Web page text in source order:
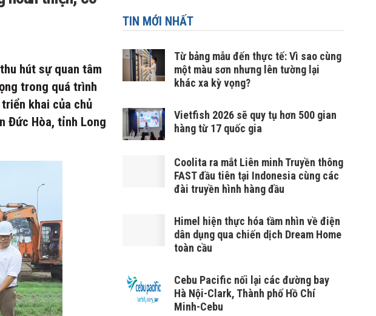
hút sự quan tâm
trong quá trình
khai của chủ
Đức Hòa, tỉnh Long
TIN MỚI NHẤT
Từ bảng mẫu đến thực tế: Vì sao cùng
một màu sơn nhưng lên tường lại
khác xa kỳ vọng?
Vietfish 2026 sẽ quy tụ hơn 500 gian
hàng từ 17 quốc gia
Coolita ra mắt Liên minh Truyền thông
FAST đầu tiên tại Indonesia cùng các
đài truyền hình hàng đầu
Himel hiện thực hóa tầm nhìn về điện
dân dụng qua chiến dịch Dream Home
toàn cầu
Cebu Pacific nối lại các đường bay
Hà Nội-Clark, Thành phố Hồ Chí
Minh-Cebu